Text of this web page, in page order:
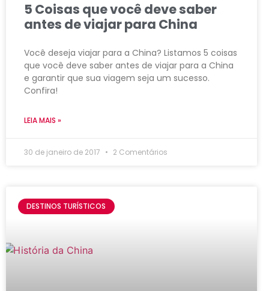
5 Coisas que você deve saber
antes de viajar para China
Você deseja viajar para a China? Listamos 5 coisas
que você deve saber antes de viajar para a China
e garantir que sua viagem seja um sucesso.
Confira!
LEIA MAIS »
30 de janeiro de 2017 2 Comentários
DESTINOS TURÍSTICOS